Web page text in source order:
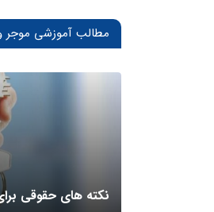
مطالب آموزشی موجر
نکته های حقوقی